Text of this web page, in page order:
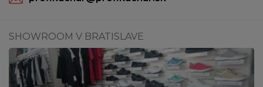
SHOWROOM V BRATISLAVE